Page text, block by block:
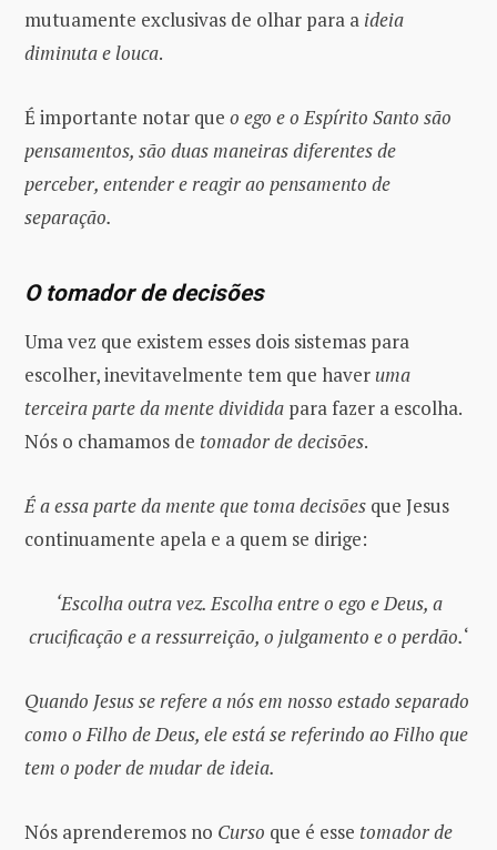
mutuamente exclusivas de olhar para a ideia
diminuta e louca.
É importante notar que o ego e o Espírito Santo são
pensamentos, são duas maneiras diferentes de
perceber, entender e reagir ao pensamento de
separação.
O tomador de decisões
Uma vez que existem esses dois sistemas para
escolher, inevitavelmente tem que haver uma
terceira parte da mente dividida para fazer a escolha.
Nós o chamamos de tomador de decisões.
É a essa parte da mente que toma decisões que Jesus
continuamente apela e a quem se dirige:
‘Escolha outra vez. Escolha entre o ego e Deus, a
crucificação e a ressurreição, o julgamento e o perdão.‘
Quando Jesus se refere a nós em nosso estado separado
como o Filho de Deus, ele está se referindo ao Filho que
tem o poder de mudar de ideia.
Nós aprenderemos no Curso que é esse tomador de